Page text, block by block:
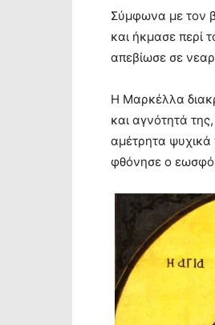
Σύμφωνα με τον
και ήκμασε περί
απεβίωσε σε
Η Μαρκέλλα
και αγνότητά
αμέτρητα ψυχικά
φθόνησε ο